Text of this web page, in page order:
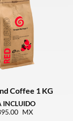
Coffee 1 KG